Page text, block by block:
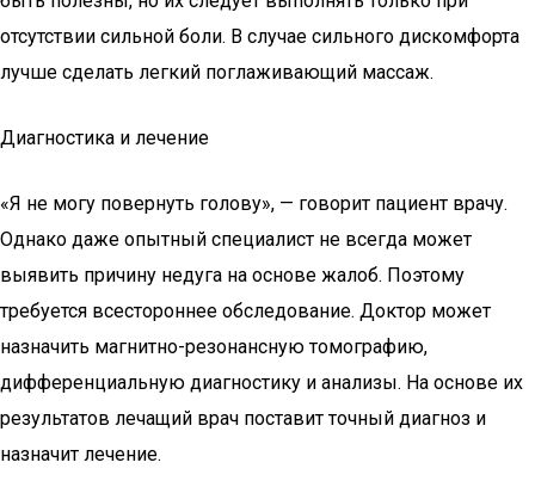
отсутствии сильной боли. В случае сильного дискомфорта
лучше сделать легкий поглаживающий массаж.
Диагностика и лечение
«Я не могу повернуть голову», — говорит пациент врачу.
Однако даже опытный специалист не всегда может
выявить причину недуга на основе жалоб. Поэтому
требуется всестороннее обследование. Доктор может
назначить магнитно-резонансную томографию,
дифференциальную диагностику и анализы. На основе их
результатов лечащий врач поставит точный диагноз и
назначит лечение.